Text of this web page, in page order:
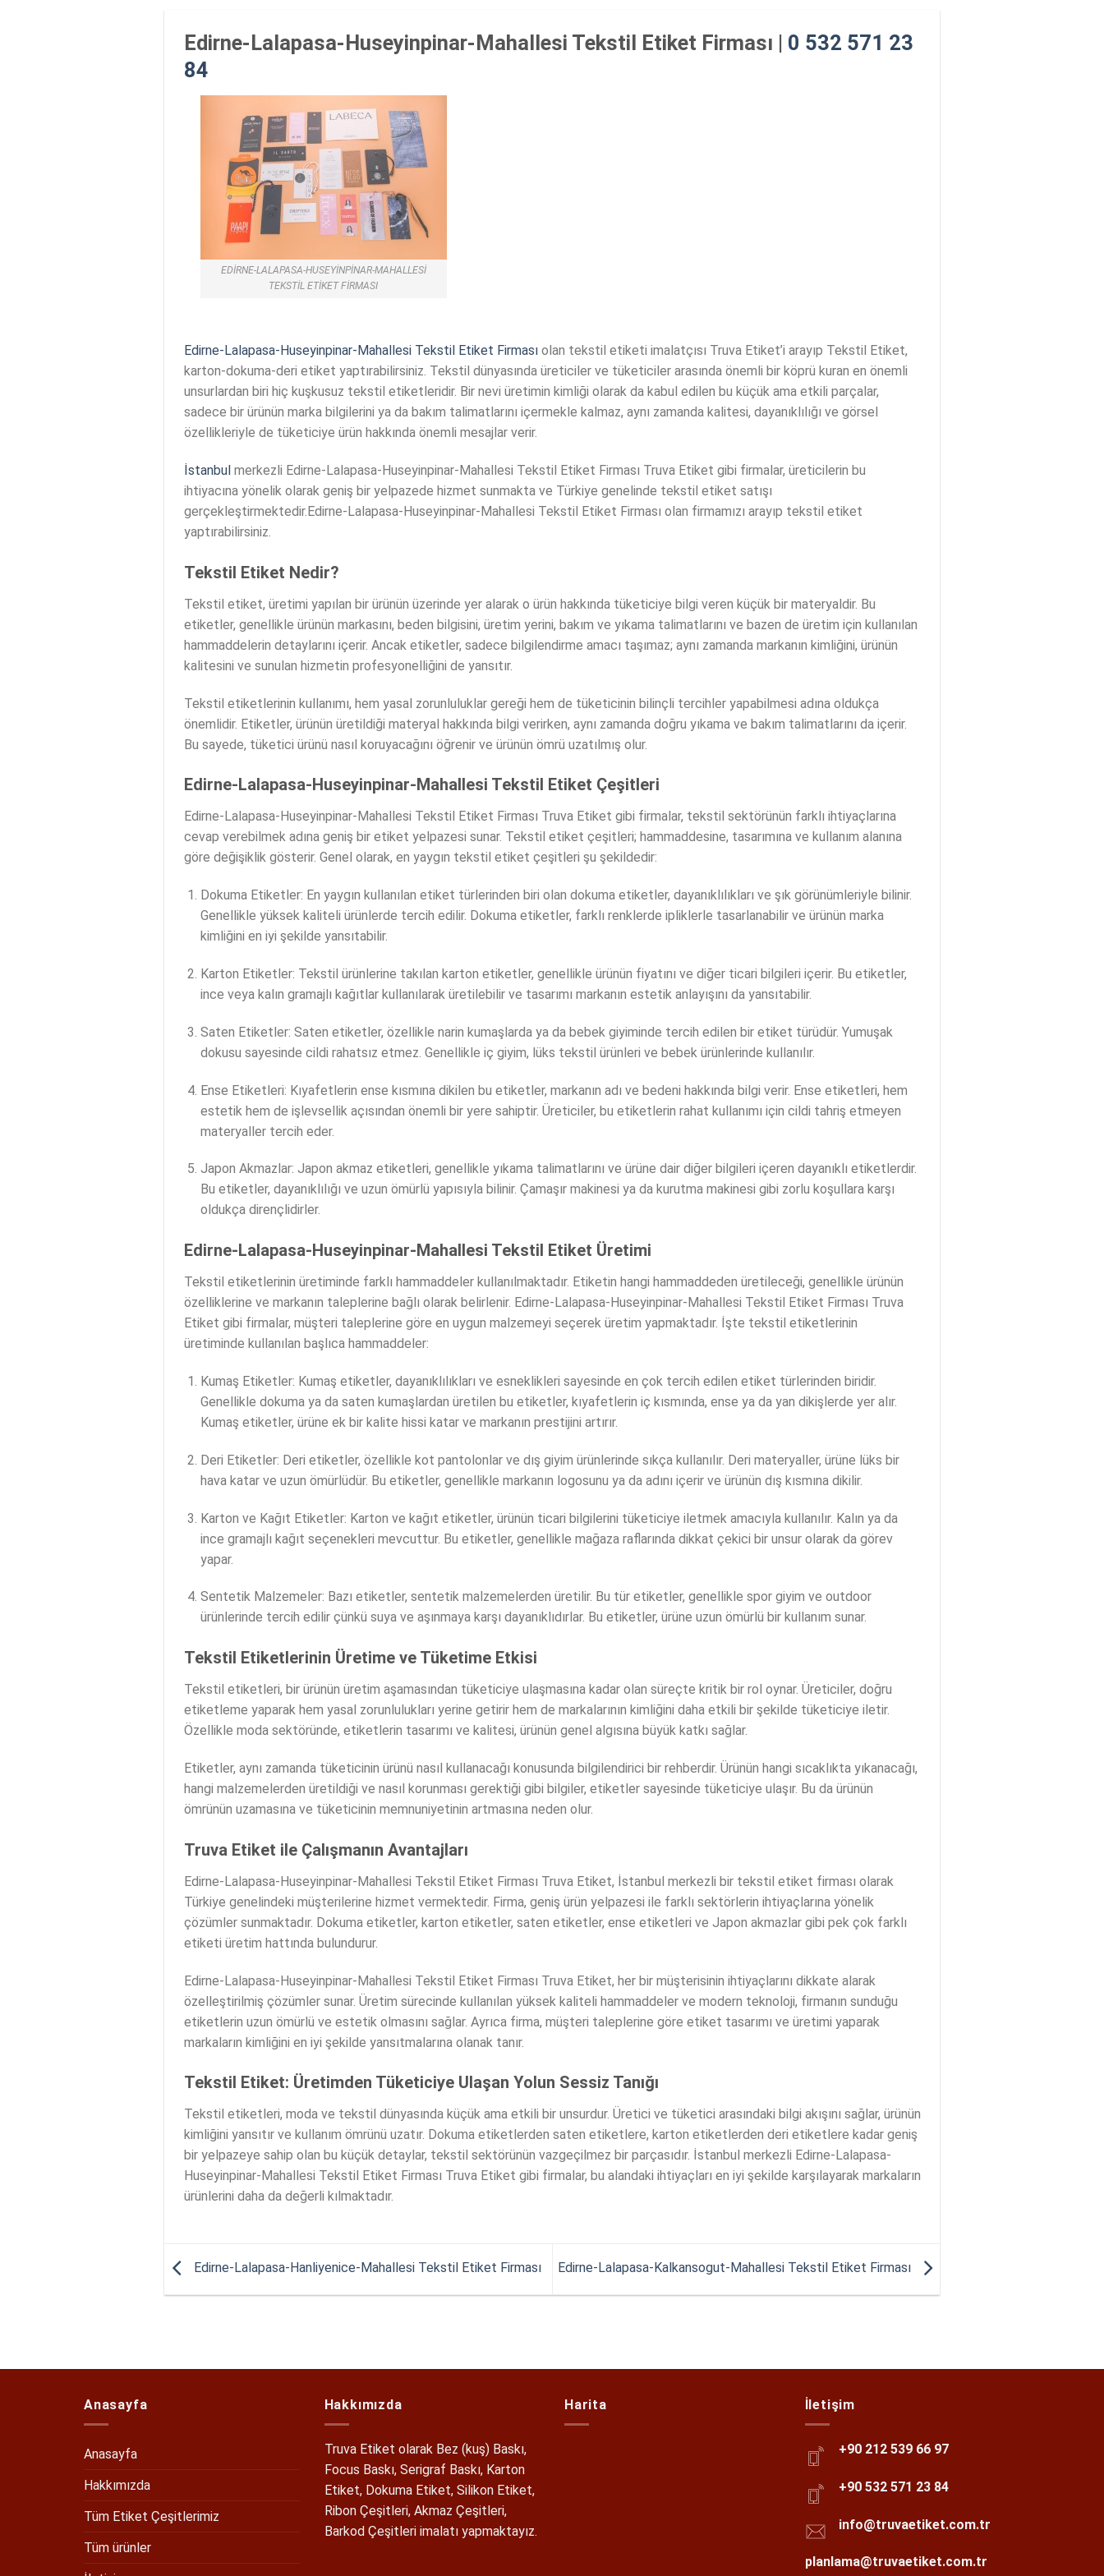
Edirne-Lalapasa-Huseyinpinar-Mahallesi Tekstil Etiket Firması | 0 532 571 23
84
EDIRNE-LALAPASA-HUSEYINPINAR-MAHALLESI
TEKSTIL ETIKET FIRMASI
Edirne-Lalapasa-Huseyinpinar-Mahallesi Tekstil Etiket Firmasıolan tekstil etiketi imalatçısı Truva Etiket’i arayıp Tekstil Etiket,
karton-dokuma-deri etiket yaptırabilirsiniz. Tekstil dünyasında üreticiler ve tüketiciler arasında önemli bir köprü kuran en önemli
unsurlardan biri hiç kuşkusuz tekstil etiketleridir. Bir nevi üretimin kimliği olarak da kabul edilen bu küçük ama etkili parçalar,
sadece bir ürünün marka bilgilerini ya da bakım talimatlarını içermekle kalmaz, aynı zamanda kalitesi, dayanıklılığı ve görsel
özellikleriyle de tüketiciye ürün hakkında önemli mesajlar verir.
İstanbulmerkezli Edirne-Lalapasa-Huseyinpinar-Mahallesi Tekstil Etiket Firması Truva Etiket gibi firmalar, üreticilerin bu
ihtiyacına yönelik olarak geniş bir yelpazede hizmet sunmakta ve Türkiye genelinde tekstil etiket satışı
gerçekleştirmektedir.Edirne-Lalapasa-Huseyinpinar-Mahallesi Tekstil Etiket Firması olan firmamızı arayıp tekstil etiket
yaptırabilirsiniz.
Tekstil Etiket Nedir?
Tekstil etiket, üretimi yapılan bir ürünün üzerinde yer alarak o ürün hakkında tüketiciye bilgi veren küçük bir materyaldir. Bu
etiketler, genellikle ürünün markasını, beden bilgisini, üretim yerini, bakım ve yıkama talimatlarını ve bazen de üretim için kullanılan
hammaddelerin detaylarını içerir. Ancak etiketler, sadece bilgilendirme amacı taşımaz; aynı zamanda markanın kimliğini, ürünün
kalitesini ve sunulan hizmetin profesyonelliğini de yansıtır.
Tekstil etiketlerinin kullanımı, hem yasal zorunluluklar gereği hem de tüketicinin bilinçli tercihler yapabilmesi adına oldukça
önemlidir. Etiketler, ürünün üretildiği materyal hakkında bilgi verirken, aynı zamanda doğru yıkama ve bakım talimatlarını da içerir.
Bu sayede, tüketici ürünü nasıl koruyacağını öğrenir ve ürünün ömrü uzatılmış olur.
Edirne-Lalapasa-Huseyinpinar-Mahallesi Tekstil Etiket Çeşitleri
Edirne-Lalapasa-Huseyinpinar-Mahallesi Tekstil Etiket Firması Truva Etiket gibi firmalar, tekstil sektörünün farklı ihtiyaçlarına
cevap verebilmek adına geniş bir etiket yelpazesi sunar. Tekstil etiket çeşitleri; hammaddesine, tasarımına ve kullanım alanına
göre değişiklik gösterir. Genel olarak, en yaygın tekstil etiket çeşitleri şu şekildedir:
Dokuma Etiketler: En yaygın kullanılan etiket türlerinden biri olan dokuma etiketler, dayanıklılıkları ve şık görünümleriyle bilinir.
Genellikle yüksek kaliteli ürünlerde tercih edilir. Dokuma etiketler, farklı renklerde ipliklerle tasarlanabilir ve ürünün marka
kimliğini en iyi şekilde yansıtabilir.
Karton Etiketler: Tekstil ürünlerine takılan karton etiketler, genellikle ürünün fiyatını ve diğer ticari bilgileri içerir. Bu etiketler,
ince veya kalın gramajlı kağıtlar kullanılarak üretilebilir ve tasarımı markanın estetik anlayışını da yansıtabilir.
Saten Etiketler: Saten etiketler, özellikle narin kumaşlarda ya da bebek giyiminde tercih edilen bir etiket türüdür. Yumuşak
dokusu sayesinde cildi rahatsız etmez. Genellikle iç giyim, lüks tekstil ürünleri ve bebek ürünlerinde kullanılır.
Ense Etiketleri: Kıyafetlerin ense kısmına dikilen bu etiketler, markanın adı ve bedeni hakkında bilgi verir. Ense etiketleri, hem
estetik hem de işlevsellik açısından önemli bir yere sahiptir. Üreticiler, bu etiketlerin rahat kullanımı için cildi tahriş etmeyen
materyaller tercih eder.
Japon Akmazlar: Japon akmaz etiketleri, genellikle yıkama talimatlarını ve ürüne dair diğer bilgileri içeren dayanıklı etiketlerdir.
Bu etiketler, dayanıklılığı ve uzun ömürlü yapısıyla bilinir. Çamaşır makinesi ya da kurutma makinesi gibi zorlu koşullara karşı
oldukça dirençlidirler.
Edirne-Lalapasa-Huseyinpinar-Mahallesi Tekstil Etiket Üretimi
Tekstil etiketlerinin üretiminde farklı hammaddeler kullanılmaktadır. Etiketin hangi hammaddeden üretileceği, genellikle ürünün
özelliklerine ve markanın taleplerine bağlı olarak belirlenir. Edirne-Lalapasa-Huseyinpinar-Mahallesi Tekstil Etiket Firması Truva
Etiket gibi firmalar, müşteri taleplerine göre en uygun malzemeyi seçerek üretim yapmaktadır. İşte tekstil etiketlerinin
üretiminde kullanılan başlıca hammaddeler:
Kumaş Etiketler: Kumaş etiketler, dayanıklılıkları ve esneklikleri sayesinde en çok tercih edilen etiket türlerinden biridir.
Genellikle dokuma ya da saten kumaşlardan üretilen bu etiketler, kıyafetlerin iç kısmında, ense ya da yan dikişlerde yer alır.
Kumaş etiketler, ürüne ek bir kalite hissi katar ve markanın prestijini artırır.
Deri Etiketler: Deri etiketler, özellikle kot pantolonlar ve dış giyim ürünlerinde sıkça kullanılır. Deri materyaller, ürüne lüks bir
hava katar ve uzun ömürlüdür. Bu etiketler, genellikle markanın logosunu ya da adını içerir ve ürünün dış kısmına dikilir.
Karton ve Kağıt Etiketler: Karton ve kağıt etiketler, ürünün ticari bilgilerini tüketiciye iletmek amacıyla kullanılır. Kalın ya da
ince gramajlı kağıt seçenekleri mevcuttur. Bu etiketler, genellikle mağaza raflarında dikkat çekici bir unsur olarak da görev
yapar.
Sentetik Malzemeler: Bazı etiketler, sentetik malzemelerden üretilir. Bu tür etiketler, genellikle spor giyim ve outdoor
ürünlerinde tercih edilir çünkü suya ve aşınmaya karşı dayanıklıdırlar. Bu etiketler, ürüne uzun ömürlü bir kullanım sunar.
Tekstil Etiketlerinin Üretime ve Tüketime Etkisi
Tekstil etiketleri, bir ürünün üretim aşamasından tüketiciye ulaşmasına kadar olan süreçte kritik bir rol oynar. Üreticiler, doğru
etiketleme yaparak hem yasal zorunlulukları yerine getirir hem de markalarının kimliğini daha etkili bir şekilde tüketiciye iletir.
Özellikle moda sektöründe, etiketlerin tasarımı ve kalitesi, ürünün genel algısına büyük katkı sağlar.
Etiketler, aynı zamanda tüketicinin ürünü nasıl kullanacağı konusunda bilgilendirici bir rehberdir. Ürünün hangi sıcaklıkta yıkanacağı,
hangi malzemelerden üretildiği ve nasıl korunması gerektiği gibi bilgiler, etiketler sayesinde tüketiciye ulaşır. Bu da ürünün
ömrünün uzamasına ve tüketicinin memnuniyetinin artmasına neden olur.
Truva Etiket ile Çalışmanın Avantajları
Edirne-Lalapasa-Huseyinpinar-Mahallesi Tekstil Etiket Firması Truva Etiket, İstanbul merkezli bir tekstil etiket firması olarak
Türkiye genelindeki müşterilerine hizmet vermektedir. Firma, geniş ürün yelpazesi ile farklı sektörlerin ihtiyaçlarına yönelik
çözümler sunmaktadır. Dokuma etiketler, karton etiketler, saten etiketler, ense etiketleri ve Japon akmazlar gibi pek çok farklı
etiketi üretim hattında bulundurur.
Edirne-Lalapasa-Huseyinpinar-Mahallesi Tekstil Etiket Firması Truva Etiket, her bir müşterisinin ihtiyaçlarını dikkate alarak
özelleştirilmiş çözümler sunar. Üretim sürecinde kullanılan yüksek kaliteli hammaddeler ve modern teknoloji, firmanın sunduğu
etiketlerin uzun ömürlü ve estetik olmasını sağlar. Ayrıca firma, müşteri taleplerine göre etiket tasarımı ve üretimi yaparak
markaların kimliğini en iyi şekilde yansıtmalarına olanak tanır.
Tekstil Etiket: Üretimden Tüketiciye Ulaşan Yolun Sessiz Tanığı
Tekstil etiketleri, moda ve tekstil dünyasında küçük ama etkili bir unsurdur. Üretici ve tüketici arasındaki bilgi akışını sağlar, ürünün
kimliğini yansıtır ve kullanım ömrünü uzatır. Dokuma etiketlerden saten etiketlere, karton etiketlerden deri etiketlere kadar geniş
bir yelpazeye sahip olan bu küçük detaylar, tekstil sektörünün vazgeçilmez bir parçasıdır. İstanbul merkezli Edirne-Lalapasa-
Huseyinpinar-Mahallesi Tekstil Etiket Firması Truva Etiket gibi firmalar, bu alandaki ihtiyaçları en iyi şekilde karşılayarak markaların
ürünlerini daha da değerli kılmaktadır.
Edirne-Lalapasa-Hanliyenice-Mahallesi Tekstil Etiket Firması Edirne-Lalapasa-Kalkansogut-Mahallesi Tekstil Etiket Firması
Anasayfa
Anasayfa
Hakkımızda
Tüm Etiket Çeşitlerimiz
Tüm ürünler
Hakkımızda
Truva Etiket olarak Bez (kuş) Baskı,
Focus Baskı, Serigraf Baskı, Karton
Etiket, Dokuma Etiket, Silikon Etiket,
Ribon Çeşitleri, Akmaz Çeşitleri,
Barkod Çeşitleri imalatı yapmaktayız.
Harita İletişim
+90 212 539 66 97
+90 532 571 23 84
info@truvaetiket.com.tr
planlama@truvaetiket.com.tr